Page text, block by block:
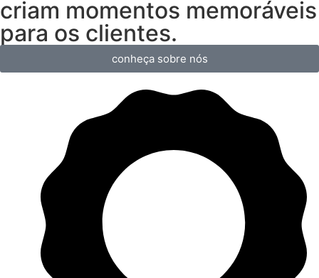
criam momentos memoráveis
para os clientes.
conheça sobre nós